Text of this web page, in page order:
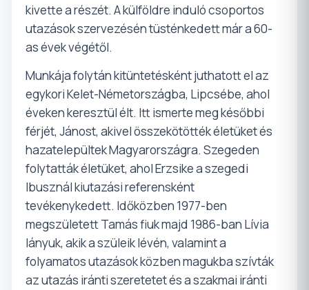
kivette a részét. A külföldre induló csoportos
utazások szervezésén tüsténkedett már a 60-
as évek végétől.
Munkája folytán kitüntetésként juthatott el az
egykori Kelet-Németországba, Lipcsébe, ahol
éveken keresztül élt. Itt ismerte meg későbbi
férjét, Jánost, akivel összekötötték életüket és
hazatelepültek Magyarországra. Szegeden
folytatták életüket, ahol Erzsike a szegedi
Ibusznál kiutazási referensként
tevékenykedett. Időközben 1977-ben
megszületett Tamás fiuk majd 1986-ban Lívia
lányuk, akik a szüleik lévén, valamint a
folyamatos utazások közben magukba szívták
az utazás iránti szeretetet és a szakmai iránti